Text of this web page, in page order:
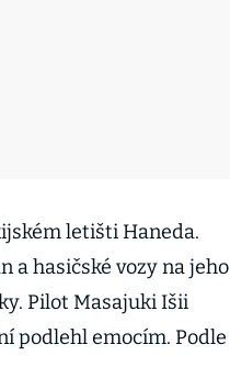
letišti Haneda.
a hasičské vozy na jeho
Pilot Masajuki Išii
podlehl emocím. Podle